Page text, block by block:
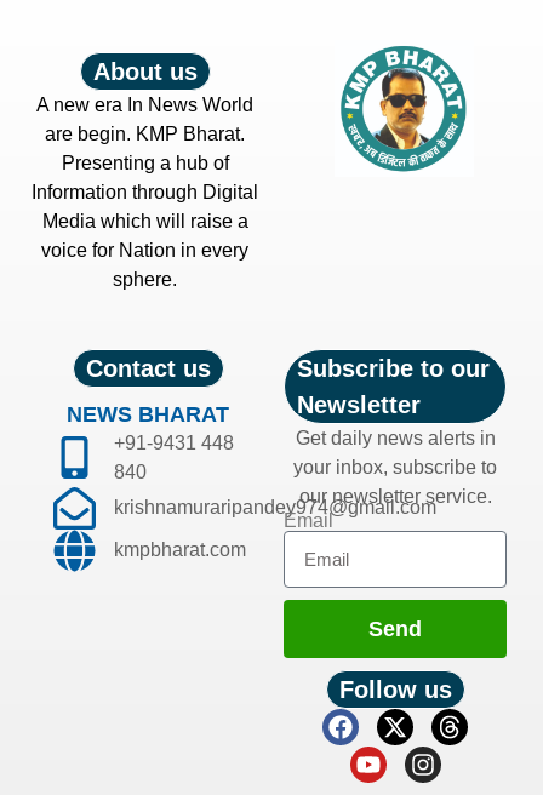
About us
A new era In News World
are begin. KMP Bharat.
Presenting a hub of
Information through Digital
Media which will raise a
voice for Nation in every
sphere.
Contact us
NEWS BHARAT
+91-9431 448
840
krishnamuraripandey974@gmail.com
kmpbharat.com
Subscribe to our
Newsletter
Get daily news alerts in
your inbox, subscribe to
our newsletter service.
Email
Send
Follow us